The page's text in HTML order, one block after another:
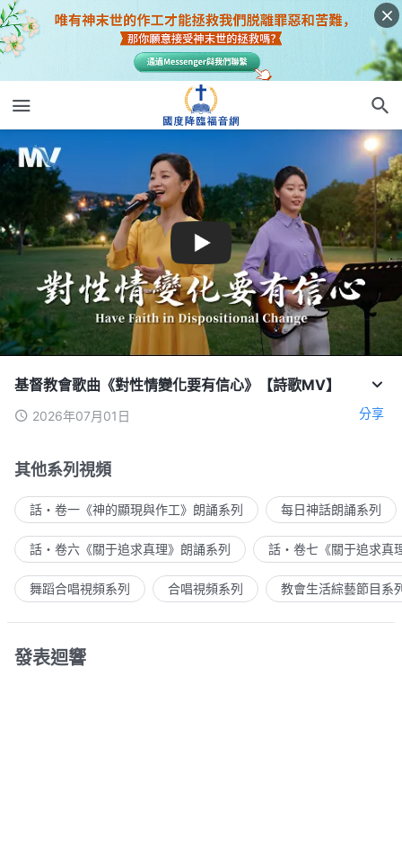
基督教會歌曲《對性情變化要有信心》【詩歌MV】
2026年07月01日 分享
其他系列視頻
話・卷一《神的顯現與作工》朗誦系列 每日神話朗誦系列
話・卷六《關于追求真理》朗誦系列 話・卷七《關于追求真
舞蹈合唱視頻系列 合唱視頻系列 教會生活綜藝節目系
發表迴響